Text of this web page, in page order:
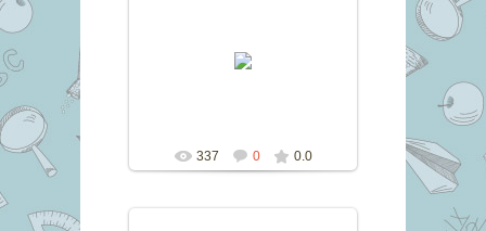
337 0 0.0